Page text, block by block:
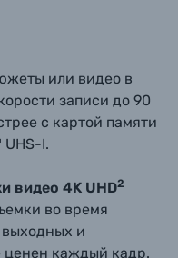
или видео в
записи до 90
с картой памяти
I.
видео 4K UHD2
во время
выходных и
ценен каждый кадр.